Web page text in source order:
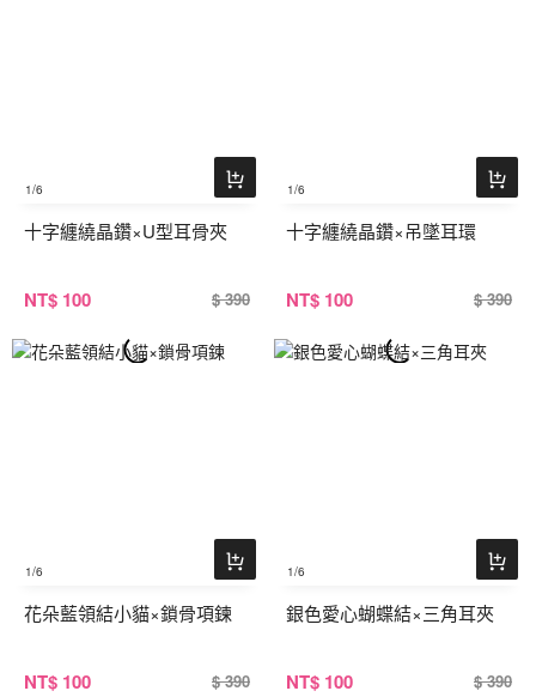
1/6
十字纏繞晶鑽×U型耳骨夾
NT$ 100 $ 390
1/6
十字纏繞晶鑽×吊墜耳環
NT$ 100 $ 390
1/6
花朵藍領結小貓×鎖骨項鍊
NT$ 100 $ 390
1/6
銀色愛心蝴蝶結×三角耳夾
NT$ 100 $ 390